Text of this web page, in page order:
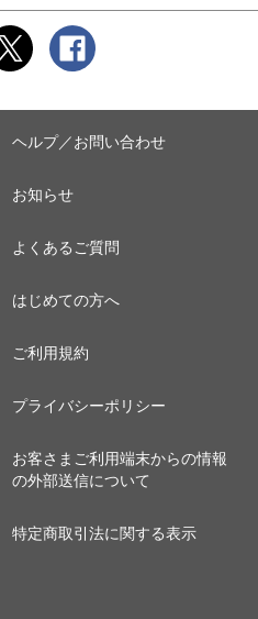
【アッシ
ヘルプ／お問い合わせ
お知らせ
よくあるご質問
はじめての方へ
ご利用規約
プライバシーポリシー
お客さまご利用端末からの情報
の外部送信について
特定商取引法に関する表示